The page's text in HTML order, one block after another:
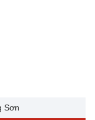
Sơn